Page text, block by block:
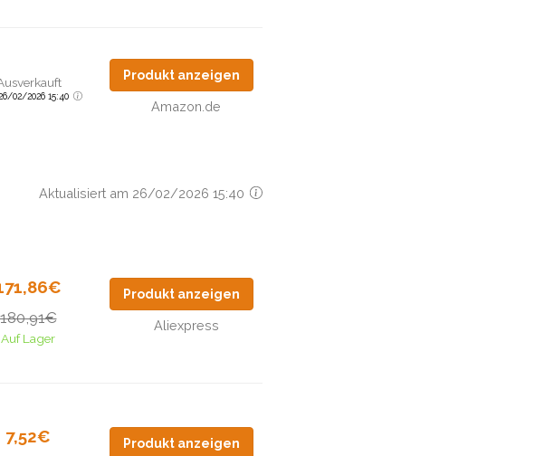
02/2026 15:40
Produkt anzeigen
Amazon.de
Aktualisiert am 26/02/2026 15:40
180,91€
Auf Lager
Produkt anzeigen
Aliexpress
7,52€ Produkt anzeigen